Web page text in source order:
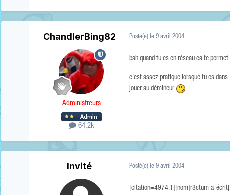
ChandlerBing82
Administreurs
64,2k
Posté(e)le 9 avril 2004
bah quand tu es en réseau ca te
c'est assez pratique lorsque tu es
jouer au démineur
Invité Posté(e)le 9 avril 2004
[citation=4974,1][nom]r3ctum a